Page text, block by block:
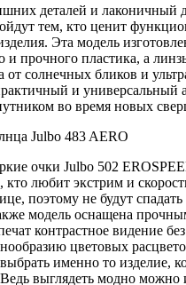
деталей и лаконичный
тем, кто ценит
Эта модель
и прочного пластика, а
от солнечных бликов и
и универсальный
во время новых
очки Julbo 502
кто любит экстрим и
поэтому не будут
модель оснащена
контрастное видение
цветовых
именно то изделие,
выглядеть модно можно